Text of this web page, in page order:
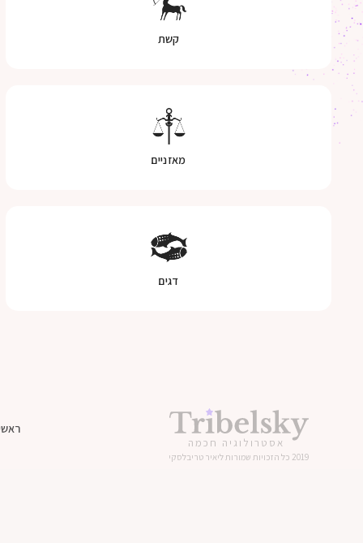
קשת
מאזניים
דגים
אסטרולוגיה חכמה
2019 כל הזכויות שמורות ליאיר טריבלסקי